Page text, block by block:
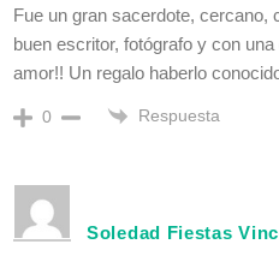
Fue un gran sacerdote, cercano,
buen escritor, fotógrafo y con
amor!! Un regalo haberlo
0 Respuesta
Soledad Fiestas